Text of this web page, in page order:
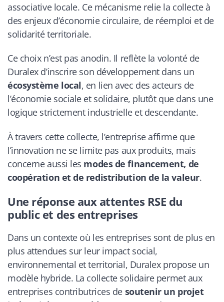
associative locale. Ce mécanisme relie la collecte à
des enjeux d’économie circulaire, de réemploi et de
solidarité territoriale.
Ce choix n’est pas anodin. Il reflète la volonté de
Duralex d’inscrire son développement dans un
écosystème local, en lien avec des acteurs de
l’économie sociale et solidaire, plutôt que dans une
logique strictement industrielle et descendante.
À travers cette collecte, l’entreprise affirme que
l’innovation ne se limite pas aux produits, mais
concerne aussi les modes de financement, de
coopération et de redistribution de la valeur.
Une réponse aux attentes RSE du
public et des entreprises
Dans un contexte où les entreprises sont de plus en
plus attendues sur leur impact social,
environnemental et territorial, Duralex propose un
modèle hybride. La collecte solidaire permet aux
entreprises contributrices de soutenir un projet